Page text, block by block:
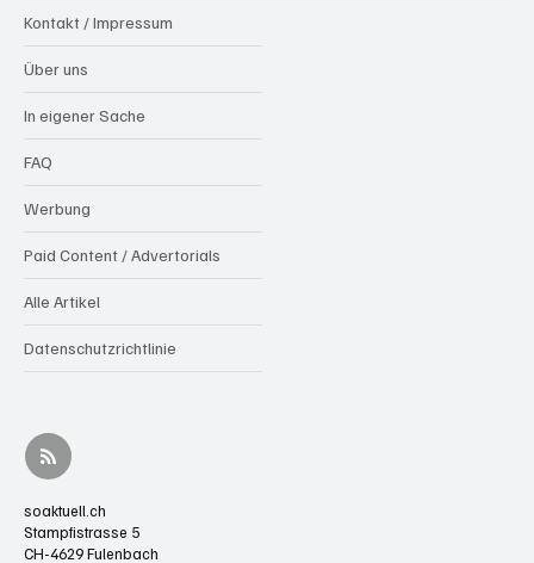
Kontakt / Impressum
Über uns
In eigener Sache
FAQ
Werbung
Paid Content / Advertorials
Alle Artikel
Datenschutzrichtlinie
soaktuell.ch
Stampfistrasse 5
CH-4629 Fulenbach